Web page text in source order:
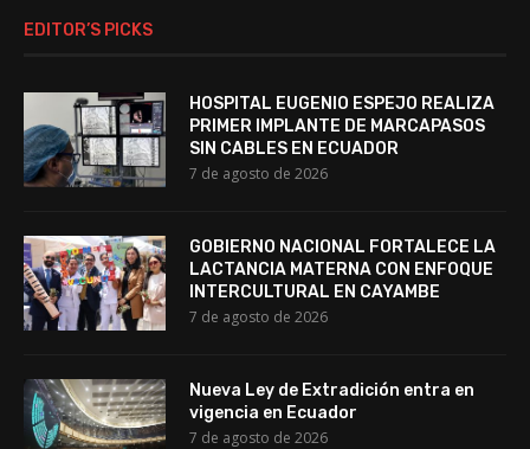
EDITOR’S PICKS
HOSPITAL EUGENIO ESPEJO REALIZA
PRIMER IMPLANTE DE MARCAPASOS
SIN CABLES EN ECUADOR
7 de agosto de 2026
GOBIERNO NACIONAL FORTALECE LA
LACTANCIA MATERNA CON ENFOQUE
INTERCULTURAL EN CAYAMBE
7 de agosto de 2026
Nueva Ley de Extradición entra en
vigencia en Ecuador
7 de agosto de 2026